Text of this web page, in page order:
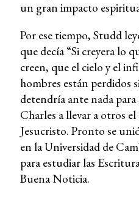
un gran impacto
Por ese tiempo, Studd
que decía “Si creyera lo
creen, que el cielo y el
hombres están perdidos
detendría ante nada
Charles a llevar a otros
Jesucristo. Pronto se
en la Universidad de
para estudiar las
Buena Noticia.